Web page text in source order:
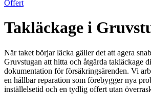
Offert
Takläckage i
När taket börjar läcka gäller det att agera
Gruvstugan att hitta och åtgärda takläckage
dokumentation för försäkringsärenden. Vi
en hållbar reparation som förebygger nya
inställelsetid och en tydlig offert utan